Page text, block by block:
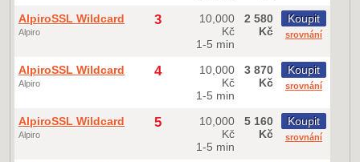
AlpiroSSL Wildcard
Alpiro
3
10,000
Kč
1-5 min
2 580
Kč
Koupit
srovnání
AlpiroSSL Wildcard
Alpiro
4
10,000
Kč
1-5 min
3 870
Kč
Koupit
srovnání
AlpiroSSL Wildcard
Alpiro
5
10,000
Kč
1-5 min
5 160
Kč
Koupit
srovnání